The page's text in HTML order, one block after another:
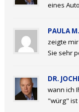
eines
PAULA
zeigte
Sie sehr
DR.
wann ich
"würg" ist